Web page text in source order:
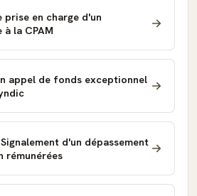
prise en charge d'un
la CPAM
appel de fonds exceptionnel
d'un dépassement
rémunérées